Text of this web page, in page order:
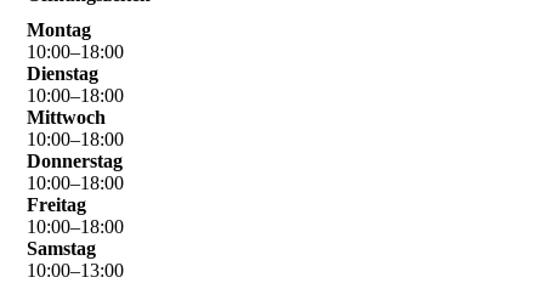
Montag
10:00–18:00
Dienstag
10:00–18:00
Mittwoch
10:00–18:00
Donnerstag
10:00–18:00
Freitag
10:00–18:00
Samstag
10:00–13:00